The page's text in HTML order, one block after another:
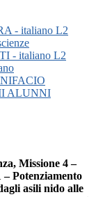
- italiano L2
- italiano L2
ALUNNI
Missione 4 –
Potenziamento
asili nido alle